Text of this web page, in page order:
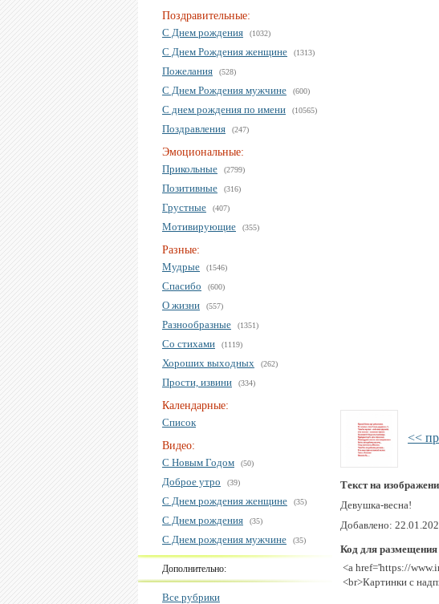
Поздравительные:
С Днем рождения
(1032)
С Днем Рождения женщине (1313)
Пожелания (528)
С Днем Рождения мужчине (600)
С днем рождения по имени (10565)
Поздравления (247)
Эмоциональные:
Прикольные
(2799)
Позитивные (316)
Грустные (407)
Мотивирующие (355)
Разные:
Мудрые
(1546)
Спасибо (600)
О жизни (557)
Разнообразные (1351)
Со стихами (1119)
Хороших выходных (262)
Прости, извини (334)
Календарные:
Список
Видео:
С Новым Годом
(50)
Доброе утро (39)
С Днем рождения женщине (35)
С Днем рождения (35)
С Днем рождения мужчине (35)
Дополнительно:
Все рубрики
<<
Текст на
Девушка-весна!
Добавлено:
Код для
<a href='https://
<br>Картинки с